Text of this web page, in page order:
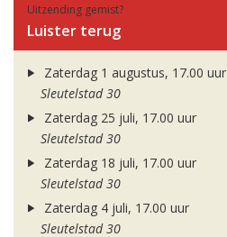
Uitzending gemist?
Luister terug
Zaterdag 1 augustus, 17.00 uur
Sleutelstad 30
Zaterdag 25 juli, 17.00 uur
Sleutelstad 30
Zaterdag 18 juli, 17.00 uur
Sleutelstad 30
Zaterdag 4 juli, 17.00 uur
Sleutelstad 30